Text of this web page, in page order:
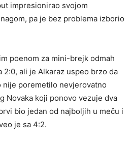
impresionirao svojom
pa je bez problema izborio
poenom za mini-brejk odmah
2:0, ali je Alkaraz uspeo brzo da
poremetilo nevjerovatno
Novaka koji ponovo vezuje dva
bio jedan od najboljih u meču i
je sa 4:2.